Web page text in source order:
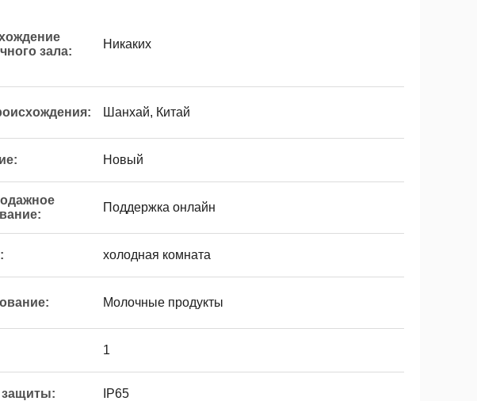
зала:
Никаких
Шанхай, Китай
Новый
Поддержка онлайн
холодная комната
Молочные продукты
1
защиты: IP65